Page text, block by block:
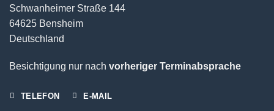
Schwanheimer Straße 144
64625 Bensheim
Deutschland
Besichtigung nur nach vorheriger Terminabsprache
TELEFON E-MAIL